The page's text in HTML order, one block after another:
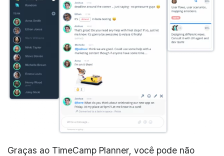
Graças ao TimeCamp Planner, você pode não